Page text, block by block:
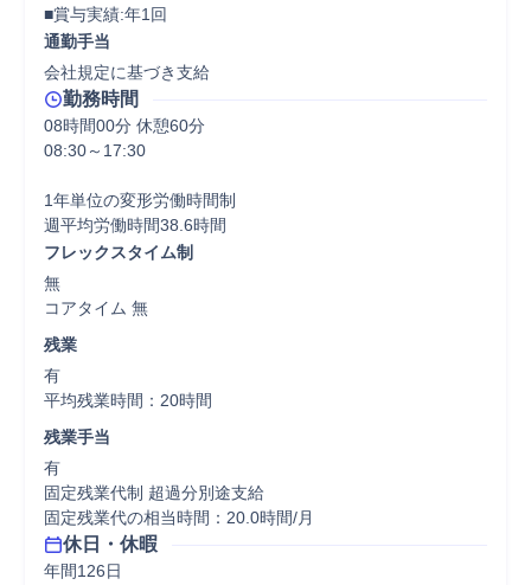
■賞与実績:年1回
通勤手当
会社規定に基づき支給
勤務時間
08時間00分 休憩60分
08:30～17:30
1年単位の変形労働時間制
フレックスタイム制
無
コアタイム 無
残業
有
平均残業時間：20時間
残業手当
有
固定残業代制 超過分別途支給
固定残業代の相当時間：20.0時間/月
休日・休暇
年間126日